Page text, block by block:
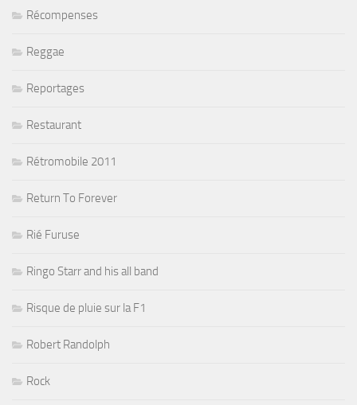
Récompenses
Reggae
Reportages
Restaurant
Rétromobile 2011
Return To Forever
Rié Furuse
Ringo Starr and his all band
Risque de pluie sur la F1
Robert Randolph
Rock